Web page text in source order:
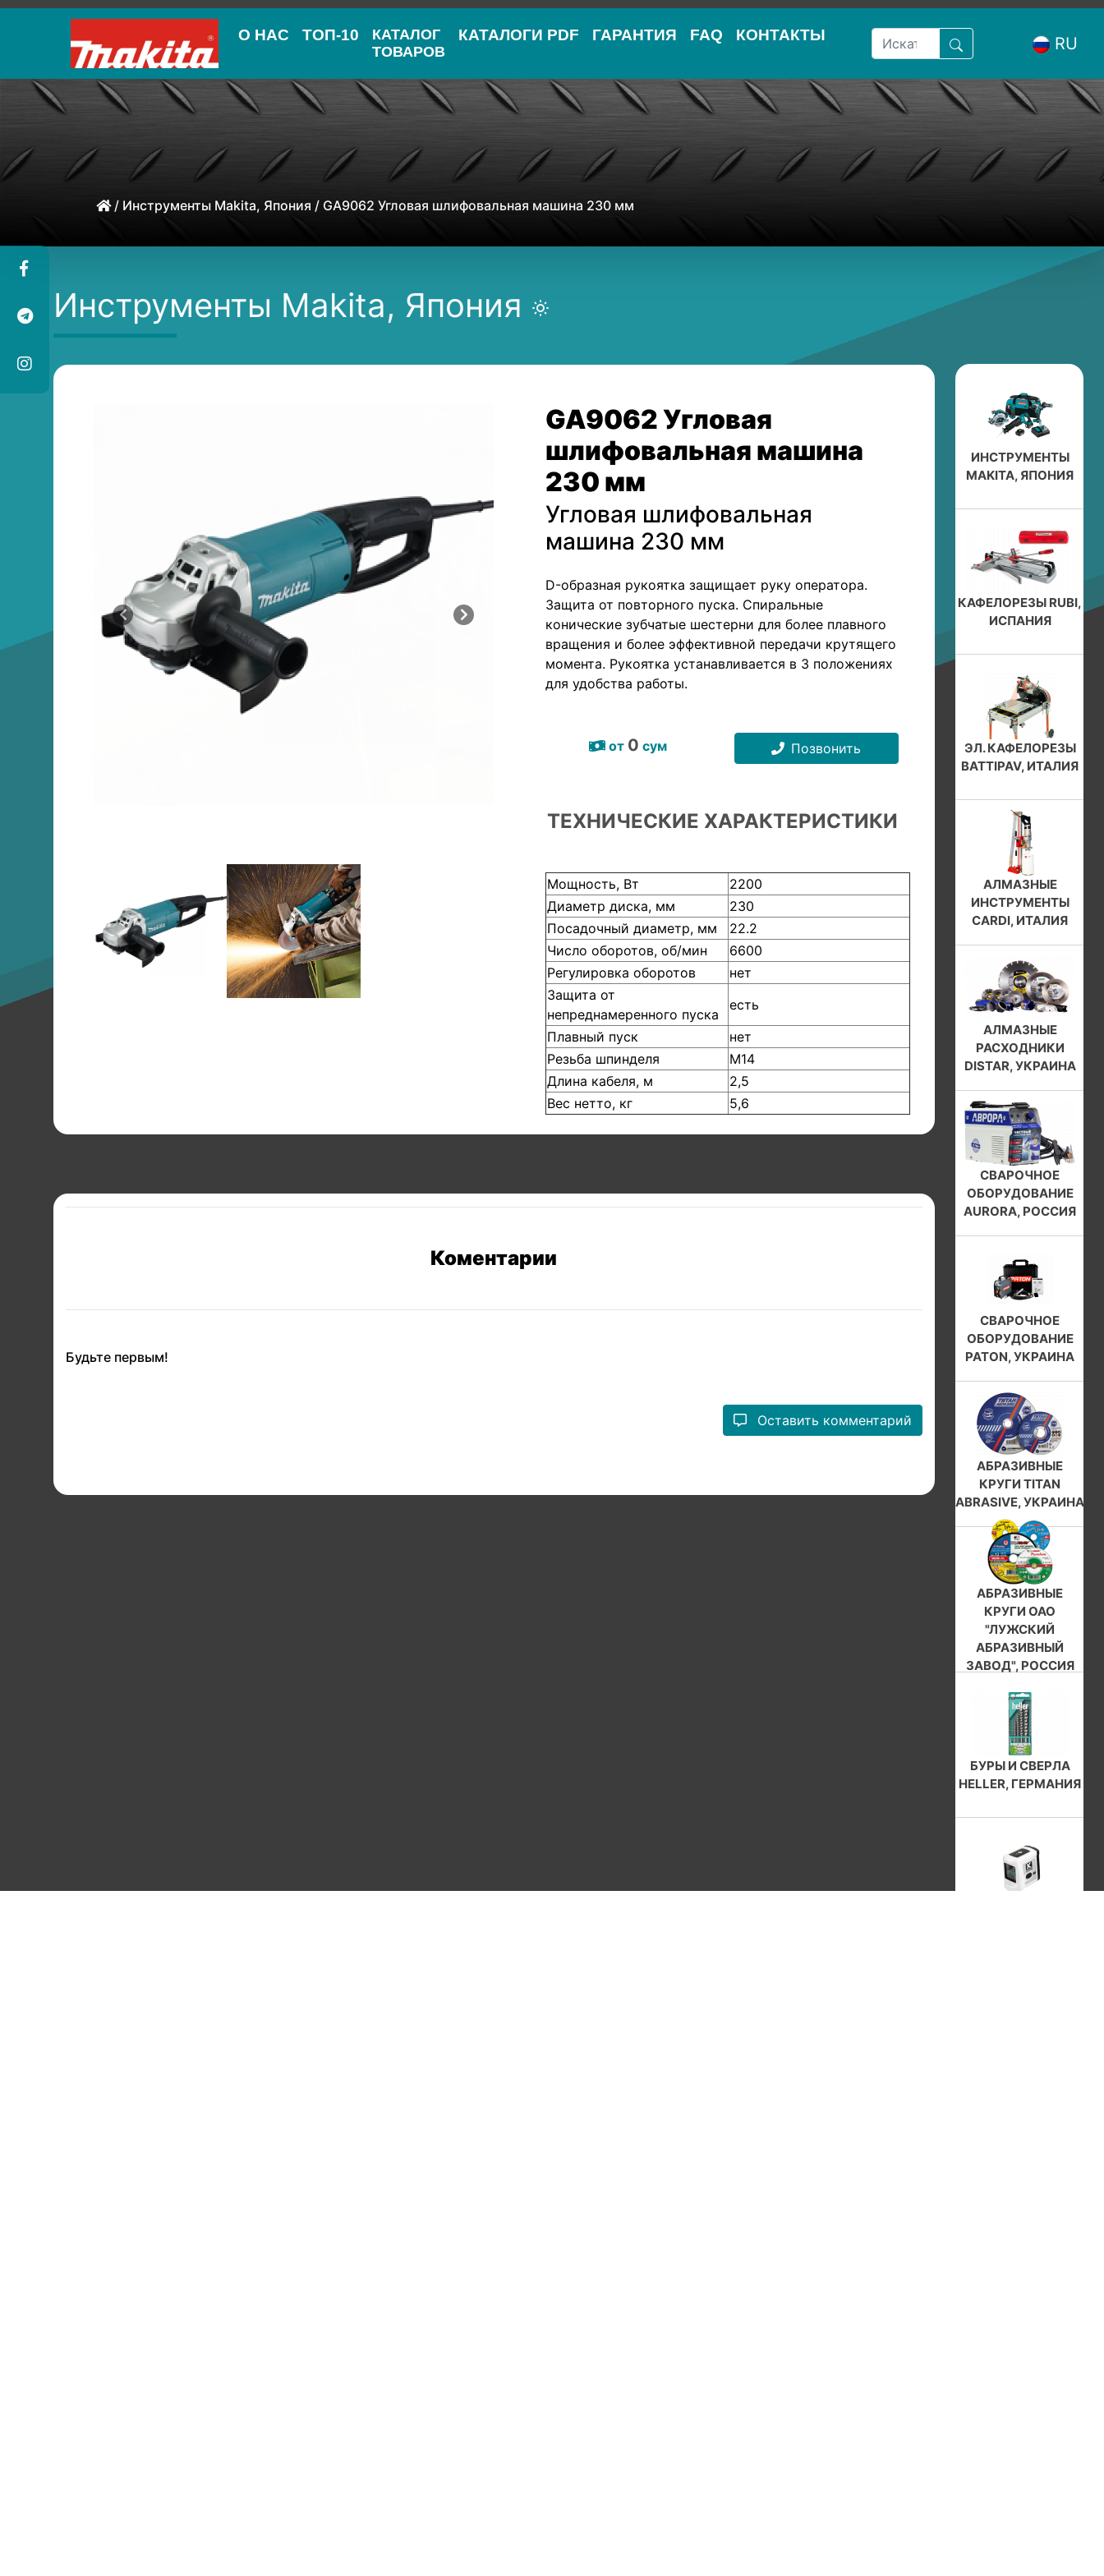
О НАС ТОП-10
КАТАЛОГ
ТОВАРОВ
КАТАЛОГИ PDF ГАРАНТИЯ FAQ КОНТАКТЫ RU
/ Инструменты Makita, Япония / GA9062 Угловая шлифовальная машина 230 мм
Инструменты Makita, Япония
GA9062 Угловая
шлифовальная машина
230 мм
Угловая шлифовальная
машина 230 мм
D-образная рукоятка защищает руку оператора.
Защита от повторного пуска. Спиральные
конические зубчатые шестерни для более плавного
вращения и более эффективной передачи крутящего
момента. Рукоятка устанавливается в 3 положениях
для удобства работы.
от 0 сум Позвонить
ТЕХНИЧЕСКИЕ ХАРАКТЕРИСТИКИ
Мощность, Вт
2200
Диаметр диска, мм
230
Посадочный диаметр, мм
22.2
Число оборотов, об/мин
6600
Регулировка оборотов
нет
Защита от
непреднамеренного пуска
есть
Плавный пуск
нет
Резьба шпинделя
М14
Длина кабеля, м
2,5
Вес нетто, кг
5,6
Коментарии
Будьте первым!
Оставить комментарий
ИНСТРУМЕНТЫ
MAKITA, ЯПОНИЯ
КАФЕЛОРЕЗЫ RUBI,
ИСПАНИЯ
ЭЛ. КАФЕЛОРЕЗЫ
BATTIPAV, ИТАЛИЯ
АЛМАЗНЫЕ
ИНСТРУМЕНТЫ
CARDI, ИТАЛИЯ
АЛМАЗНЫЕ
РАСХОДНИКИ
DISTAR, УКРАИНА
СВАРОЧНОЕ
ОБОРУДОВАНИЕ
AURORA, РОССИЯ
СВАРОЧНОЕ
ОБОРУДОВАНИЕ
PATON, УКРАИНА
АБРАЗИВНЫЕ
КРУГИ TITAN
ABRASIVE, УКРАИНА
АБРАЗИВНЫЕ
КРУГИ ОАО
"ЛУЖСКИЙ
АБРАЗИВНЫЙ
ЗАВОД", РОССИЯ
БУРЫ И СВЕРЛА
HELLER, ГЕРМАНИЯ